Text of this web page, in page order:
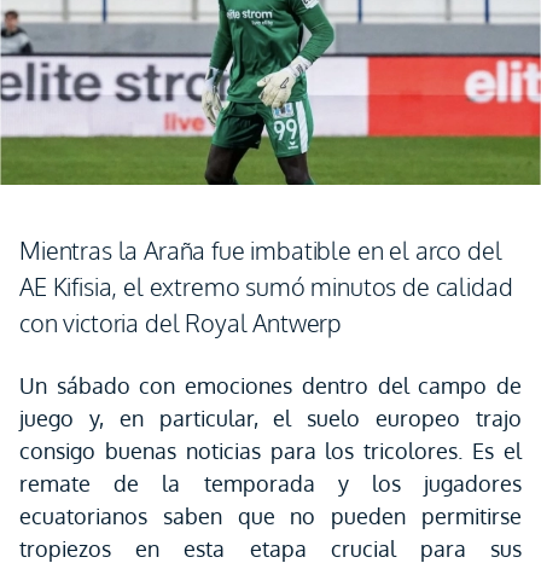
Mientras la Araña fue imbatible en el arco del
AE Kifisia, el extremo sumó minutos de calidad
con victoria del Royal Antwerp
Un sábado con emociones dentro del campo de
juego y, en particular, el suelo europeo trajo
consigo buenas noticias para los tricolores. Es el
remate de la temporada y los jugadores
ecuatorianos saben que no pueden permitirse
tropiezos en esta etapa crucial para sus